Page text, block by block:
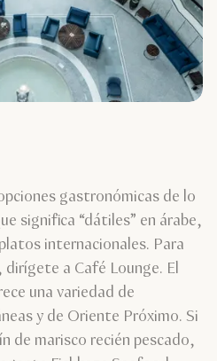
gastronómicas de lo
significa “dátiles” en árabe,
internacionales. Para
a Café Lounge. El
una variedad de
y de Oriente Próximo. Si
de marisco recién pescado,